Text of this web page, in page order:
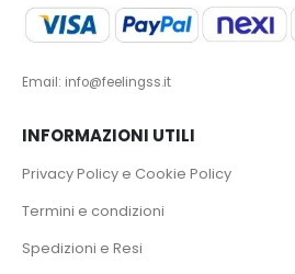
Email: info@feelingss.it
INFORMAZIONI UTILI
Privacy Policy e Cookie Policy
Termini e condizioni
Spedizioni e Resi